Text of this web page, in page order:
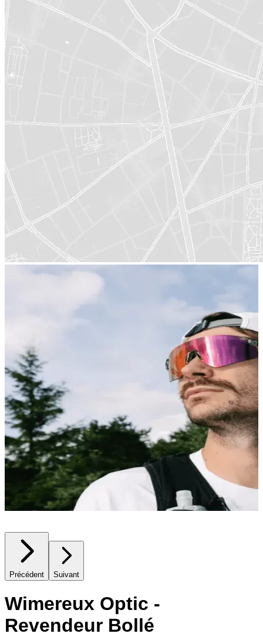
Précédent Suivant
Wimereux Optic -
Revendeur Bollé